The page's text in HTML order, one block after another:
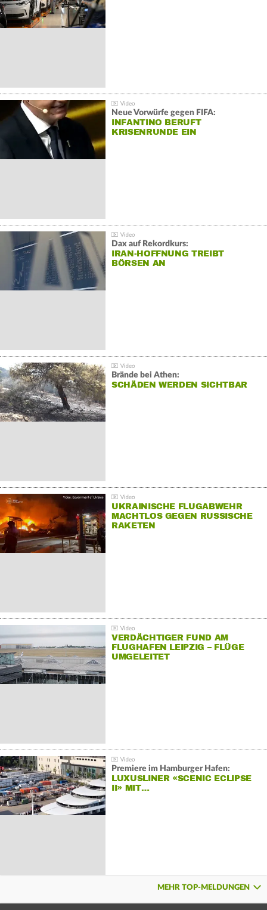
Neue Vorwürfe gegen FIFA:
INFANTINO BERUFT
KRISENRUNDE EIN
Dax auf Rekordkurs:
IRAN-HOFFNUNG TREIBT
BÖRSEN AN
Brände bei Athen:
SCHÄDEN WERDEN SICHTBAR
UKRAINISCHE FLUGABWEHR
MACHTLOS GEGEN RUSSISCHE
RAKETEN
VERDÄCHTIGER FUND AM
FLUGHAFEN LEIPZIG – FLÜGE
UMGELEITET
Premiere im Hamburger Hafen:
LUXUSLINER «SCENIC ECLIPSE
II» MIT…
MEHR TOP-MELDUNGEN